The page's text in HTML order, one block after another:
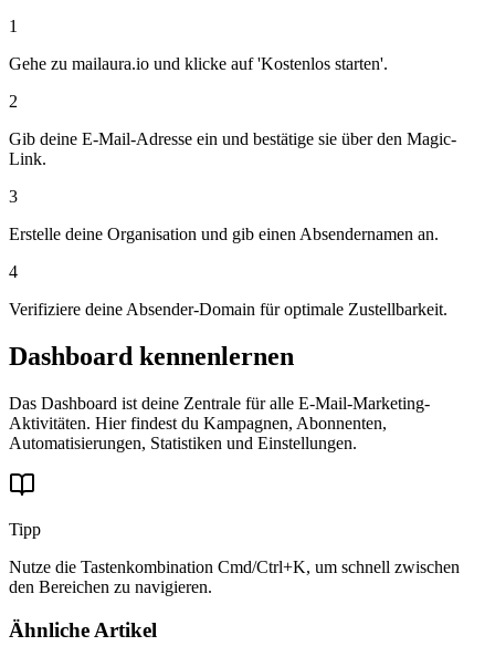
1
Gehe zu mailaura.io und klicke auf 'Kostenlos starten'.
2
Gib deine E-Mail-Adresse ein und bestätige sie über den Magic-
Link.
3
Erstelle deine Organisation und gib einen Absendernamen an.
4
Verifiziere deine Absender-Domain für optimale Zustellbarkeit.
Dashboard kennenlernen
Das Dashboard ist deine Zentrale für alle E-Mail-Marketing-
Aktivitäten. Hier findest du Kampagnen, Abonnenten,
Automatisierungen, Statistiken und Einstellungen.
Tipp
Nutze die Tastenkombination Cmd/Ctrl+K, um schnell zwischen
den Bereichen zu navigieren.
Ähnliche Artikel